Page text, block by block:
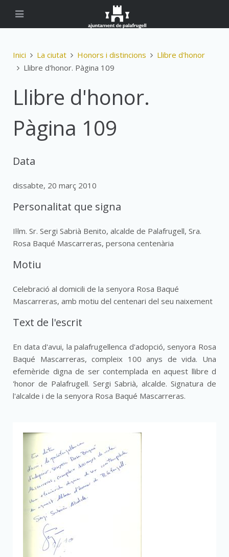
Inici La ciutat Honors i distincions
Llibre d'honor
Llibre d'honor. Pàgina 109
Llibre d'honor.
Pàgina 109
Data
dissabte, 20 març 2010
Personalitat que signa
Il·lm. Sr. Sergi Sabrià Benito, alcalde de Palafrugell, Sra.
Rosa Baqué Mascarreras, persona centenària
Motiu
Celebració al domicili de la senyora Rosa Baqué
Mascarreras, amb motiu del centenari del seu naixement
Text de l'escrit
En data d'avui, la palafrugellenca d'adopció, senyora Rosa
Baqué Mascarreras, compleix 100 anys de vida. Una
efemèride digna de ser contemplada en aquest llibre d
'honor de Palafrugell. Sergi Sabrià, alcalde. Signatura de
l'alcalde i de la senyora Rosa Baqué Mascarreras.